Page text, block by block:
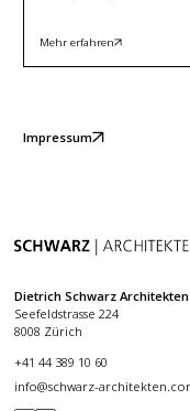
Mehr erfahren
Impressum
Dietrich Schwarz Architekten
Seefeldstrasse 224
8008 Zürich
+41 44 389 10 60
info@schwarz-